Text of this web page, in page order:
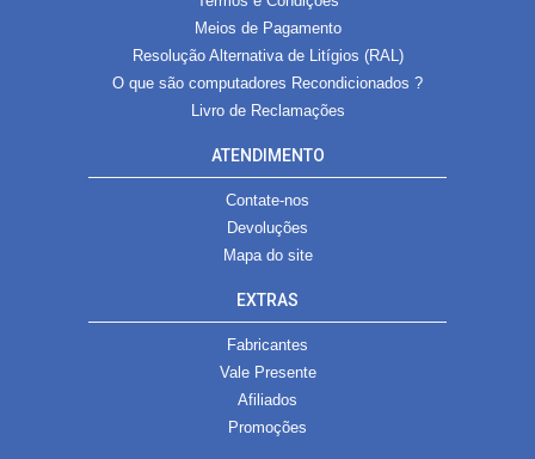
Meios de Pagamento
Resolução Alternativa de Litígios (RAL)
O que são computadores Recondicionados ?
Livro de Reclamações
ATENDIMENTO
Contate-nos
Devoluções
Mapa do site
EXTRAS
Fabricantes
Vale Presente
Afiliados
Promoções